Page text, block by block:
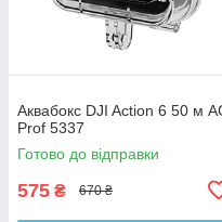
Аквабокс DJI Action 6 50 м
Prof 5337
Готово до відправки
575 ₴ 670 ₴